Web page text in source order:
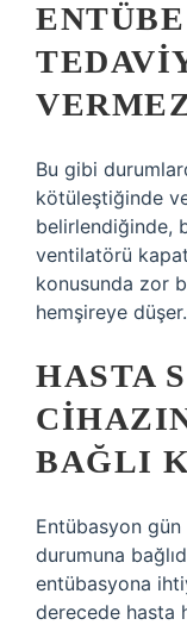
Bu gibi
kötüleştiğinde
belirlendiğinde,
ventilatörü
konusunda zor
hemşireye düşer.
HASTA
BAĞLI
Entübasyon gün
durumuna
entübasyona
derecede hasta